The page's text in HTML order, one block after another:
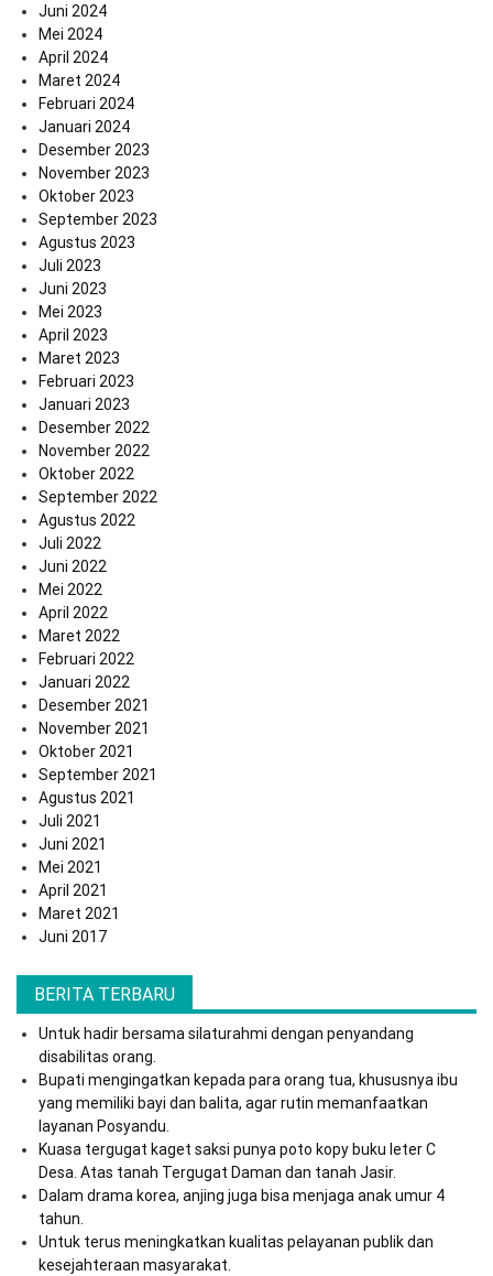
Juni 2024
Mei 2024
April 2024
Maret 2024
Februari 2024
Januari 2024
Desember 2023
November 2023
Oktober 2023
September 2023
Agustus 2023
Juli 2023
Juni 2023
Mei 2023
April 2023
Maret 2023
Februari 2023
Januari 2023
Desember 2022
November 2022
Oktober 2022
September 2022
Agustus 2022
Juli 2022
Juni 2022
Mei 2022
April 2022
Maret 2022
Februari 2022
Januari 2022
Desember 2021
November 2021
Oktober 2021
September 2021
Agustus 2021
Juli 2021
Juni 2021
Mei 2021
April 2021
Maret 2021
Juni 2017
BERITA TERBARU
Untuk hadir bersama silaturahmi dengan penyandang
disabilitas orang.
Bupati mengingatkan kepada para orang tua, khususnya ibu
yang memiliki bayi dan balita, agar rutin memanfaatkan
layanan Posyandu.
Kuasa tergugat kaget saksi punya poto kopy buku leter C
Desa. Atas tanah Tergugat Daman dan tanah Jasir.
Dalam drama korea, anjing juga bisa menjaga anak umur 4
tahun.
Untuk terus meningkatkan kualitas pelayanan publik dan
kesejahteraan masyarakat.